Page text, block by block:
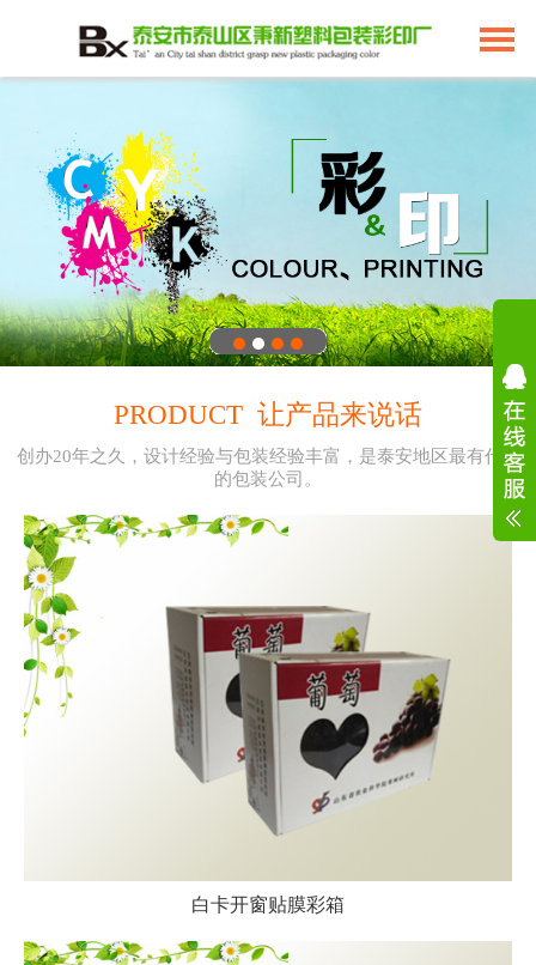
PRODUCT 让产品来说话
创办20年之久，设计经验与包装经验丰富，是泰安地区最有代表
的包装公司。
白卡开窗贴膜彩箱